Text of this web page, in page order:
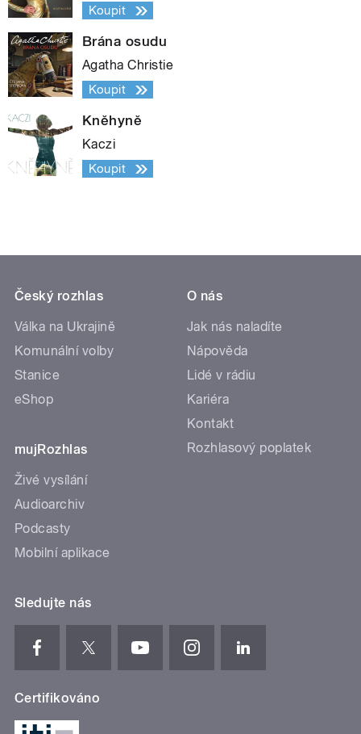
Koupit
Brána osudu
Agatha Christie
Koupit
Kněhyně
Kaczi
Koupit
Český rozhlas
Válka na Ukrajině
Komunální volby
Stanice
eShop
mujRozhlas
Živé vysílání
Audioarchiv
Podcasty
Mobilní aplikace
O nás
Jak nás naladíte
Nápověda
Lidé v rádiu
Kariéra
Kontakt
Rozhlasový poplatek
Sledujte nás
Certifikováno